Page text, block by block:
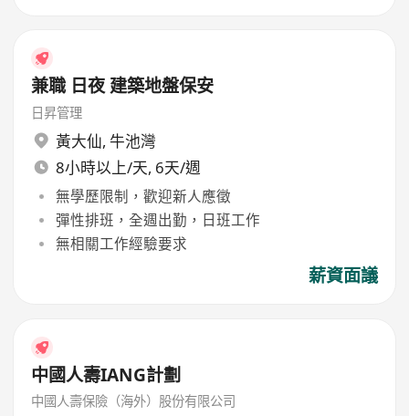
兼職 日夜 建築地盤保安
日昇管理
黃大仙, 牛池灣
8小時以上/天, 6天/週
無學歷限制，歡迎新人應徵
彈性排班，全週出勤，日班工作
無相關工作經驗要求
薪資面議
中國人壽IANG計劃
中國人壽保險（海外）股份有限公司